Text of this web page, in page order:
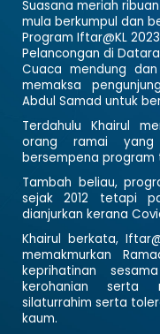
Suasana meriah
mula berkumpul dan
Program Iftar@KL
Pelancongan di
Cuaca mendung
memaksa
Abdul Samad untuk
Terdahulu Khairul
orang ramai
bersempena program
Tambah beliau,
sejak 2012 tetapi
dianjurkan kerana
Khairul berkata,
memakmurkan
keprihatinan
kerohanian serta
silaturrahim serta
kaum.